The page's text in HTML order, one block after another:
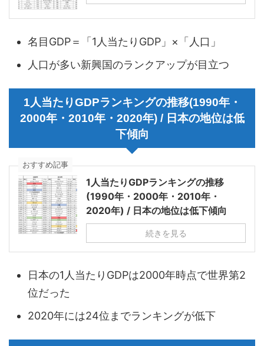
名目GDP＝「1人当たりGDP」×「人口」
人口が多い新興国のランクアップが目立つ
1人当たりGDPランキングの推移(1990年・
2000年・2010年・2020年) / 日本の地位は低
下傾向
おすすめ記事
1人当たりGDPランキングの推移
(1990年・2000年・2010年・
2020年) / 日本の地位は低下傾向
続きを見る
日本の1人当たりGDPは2000年時点で世界第2
位だった
2020年には24位までランキングが低下